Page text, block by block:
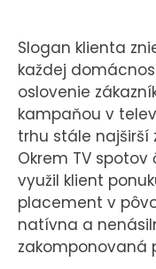
Tím
Kariéra
PRESS
Tlačové správy
B2B Rozhovory
VEREJNÉ
Slogan klienta
každej
oslovenie
kampaňou v
trhu stále najširší
Okrem TV spotov
využil klient
placement v
natívna a
zakomponovaná